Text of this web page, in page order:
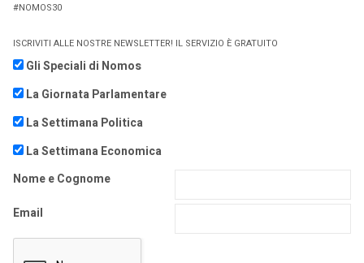
#NOMOS30
ISCRIVITI ALLE NOSTRE NEWSLETTER! IL SERVIZIO È GRATUITO
Gli Speciali di Nomos
La Giornata Parlamentare
La Settimana Politica
La Settimana Economica
Nome e Cognome
Email